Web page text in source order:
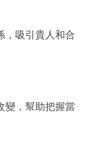
，吸引貴人和合
變，幫助把握當